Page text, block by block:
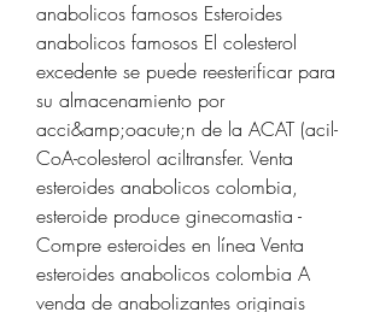
anabolicos famosos Esteroides
anabolicos famosos El colesterol
excedente se puede reesterificar para
su almacenamiento por
acci&amp;oacute;n de la ACAT (acil-
CoA-colesterol aciltransfer. Venta
esteroides anabolicos colombia,
esteroide produce ginecomastia -
Compre esteroides en línea Venta
esteroides anabolicos colombia A
venda de anabolizantes originais